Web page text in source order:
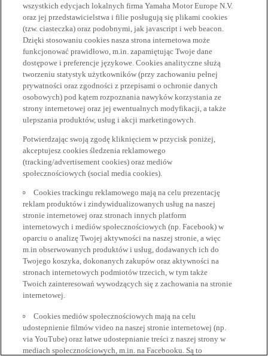
wszystkich edycjach lokalnych firma Yamaha Motor Europe N.V.
oraz jej przedstawicielstwa i filie posługują się plikami cookies
(tzw. ciasteczka) oraz podobnymi, jak javascript i web beacon.
Dzięki stosowaniu cookies nasza strona internetowa może
funkcjonować prawidłowo, m.in. zapamiętując Twoje dane
dostępowe i preferencje językowe. Cookies analityczne służą
tworzeniu statystyk użytkowników (przy zachowaniu pełnej
prywatności oraz zgodności z przepisami o ochronie danych
osobowych) pod kątem rozpoznania nawyków korzystania ze
strony internetowej oraz jej ewentualnych modyfikacji, a także
ulepszania produktów, usług i akcji marketingowych.
Potwierdzając swoją zgodę kliknięciem w przycisk poniżej,
akceptujesz cookies śledzenia reklamowego
(tracking/advertisement cookies) oraz mediów
społecznościowych (social media cookies).
Cookies trackingu reklamowego mają na celu prezentację
reklam produktów i zindywidualizowanych usług na naszej
stronie internetowej oraz stronach innych platform
internetowych i mediów społecznościowych (np. Facebook) w
oparciu o analizę Twojej aktywności na naszej stronie, a więc
m.in obserwowanych produktów i usług, dodawanych ich do
Twojego koszyka, dokonanych zakupów oraz aktywności na
stronach internetowych podmiotów trzecich, w tym także
Twoich zainteresowań wywodzących się z zachowania na stronie
internetowej.
Cookies mediów społecznościowych mają na celu
udostepnienie filmów video na naszej stronie internetowej (np.
via YouTube) oraz łatwe udostepnianie treści z naszej strony w
mediach społecznościowych, m.in. na Facebooku. Są to